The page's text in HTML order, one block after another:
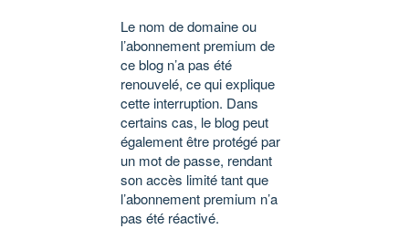
Le nom de domaine ou
l’abonnement premium de
ce blog n’a pas été
renouvelé, ce qui explique
cette interruption. Dans
certains cas, le blog peut
également être protégé par
un mot de passe, rendant
son accès limité tant que
l’abonnement premium n’a
pas été réactivé.